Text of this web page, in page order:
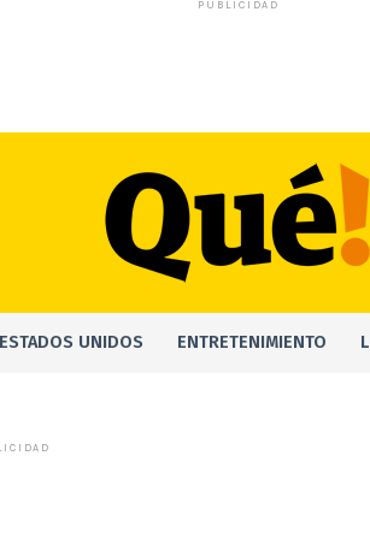
PUBLICIDAD
ESTADOS UNIDOS ENTRETENIMIENTO